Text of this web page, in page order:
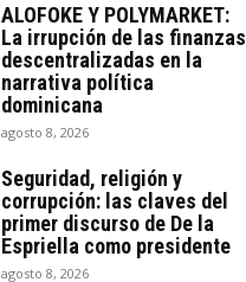
ALOFOKE Y POLYMARKET:
La irrupción de las finanzas
descentralizadas en la
narrativa política
dominicana
agosto 8, 2026
Seguridad, religión y
corrupción: las claves del
primer discurso de De la
Espriella como presidente
agosto 8, 2026